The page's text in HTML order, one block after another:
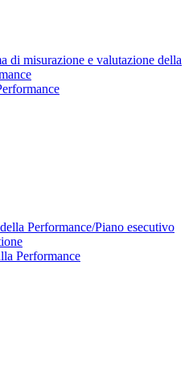
di misurazione e valutazione della
Performance/Piano esecutivo
Performance